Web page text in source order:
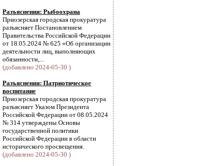
Разъяснения: Рыбоохрана
Приозерская городская прокуратура
разъясняет Постановлением
Правительства Российской Федерации
от 18.05.2024 № 625 «Об организации
деятельности лиц, выполняющих
обязанности,...
(добавлено 2024-05-30 )
Разъяснения: Патриотическое
воспитание
Приозерская городская прокуратура
разъясняет Указом Президента
Российской Федерации от 08.05.2024
№ 314 утверждены Основы
государственной политики
Российской Федерации в области
исторического просвещения.
(добавлено 2024-05-30 )